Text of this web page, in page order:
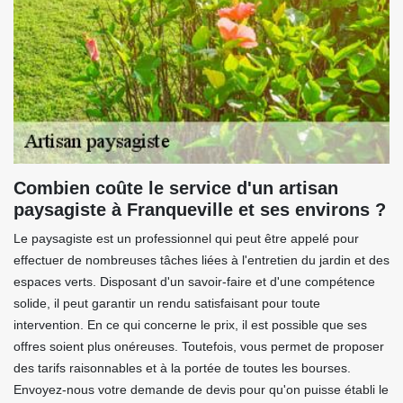
Combien coûte le service d'un artisan
paysagiste à Franqueville et ses environs ?
Le paysagiste est un professionnel qui peut être appelé pour
effectuer de nombreuses tâches liées à l'entretien du jardin et des
espaces verts. Disposant d'un savoir-faire et d'une compétence
solide, il peut garantir un rendu satisfaisant pour toute
intervention. En ce qui concerne le prix, il est possible que ses
offres soient plus onéreuses. Toutefois, vous permet de proposer
des tarifs raisonnables et à la portée de toutes les bourses.
Envoyez-nous votre demande de devis pour qu'on puisse établi le